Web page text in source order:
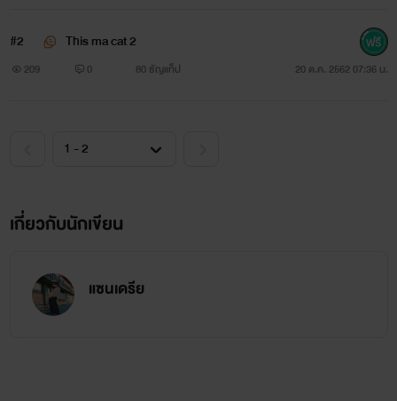
#2 This ma cat 2
209 0 80 ธัญแท็ป 20 ต.ค. 2562 07:36 น.
เกี่ยวกับนักเขียน
แซนเดรีย